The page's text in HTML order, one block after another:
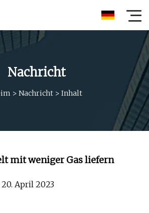
Nachricht
> Nachricht > Inhalt
mit weniger Gas liefern
April 2023